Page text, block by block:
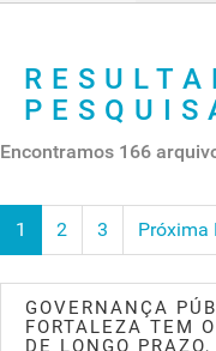
Encontramos 166
1 2 3 Próxima
GOVERNANÇA
FORTALEZA TEM
DE LONGO